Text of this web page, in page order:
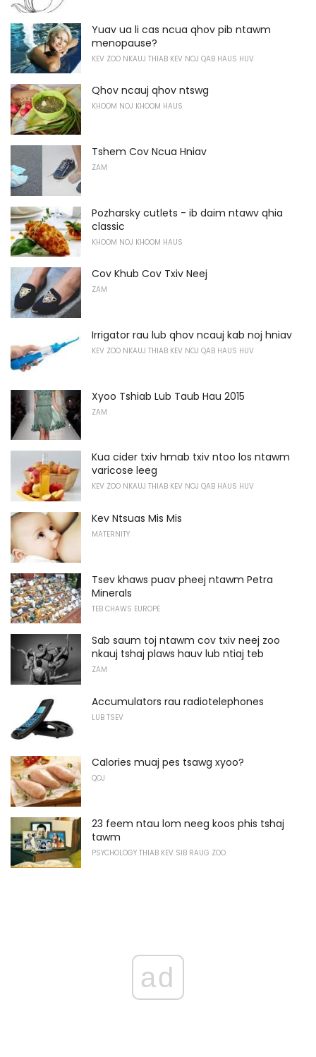
Yuav ua li cas ncua qhov pib ntawm
menopause?
KEV ZOO NKAUJ THIAB KEV NOJ QAB HAUS HUV
Qhov ncauj qhov ntswg
KHOOM NOJ KHOOM HAUS
Tshem Cov Ncua Hniav
ZAM
Pozharsky cutlets - ib daim ntawv qhia
classic
KHOOM NOJ KHOOM HAUS
Cov Khub Cov Txiv Neej
ZAM
Irrigator rau lub qhov ncauj kab noj hniav
KEV ZOO NKAUJ THIAB KEV NOJ QAB HAUS HUV
Xyoo Tshiab Lub Taub Hau 2015
ZAM
Kua cider txiv hmab txiv ntoo los ntawm
varicose leeg
KEV ZOO NKAUJ THIAB KEV NOJ QAB HAUS HUV
Kev Ntsuas Mis Mis
MATERNITY
Tsev khaws puav pheej ntawm Petra
Minerals
TEB CHAWS EUROPE
Sab saum toj ntawm cov txiv neej zoo
nkauj tshaj plaws hauv lub ntiaj teb
ZAM
Accumulators rau radiotelephones
LUB TSEV
Calories muaj pes tsawg xyoo?
QOJ
23 feem ntau lom neeg koos phis tshaj
tawm
PSYCHOLOGY THIAB KEV SIB RAUG ZOO
ad